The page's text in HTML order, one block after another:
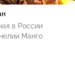
в России
Манго